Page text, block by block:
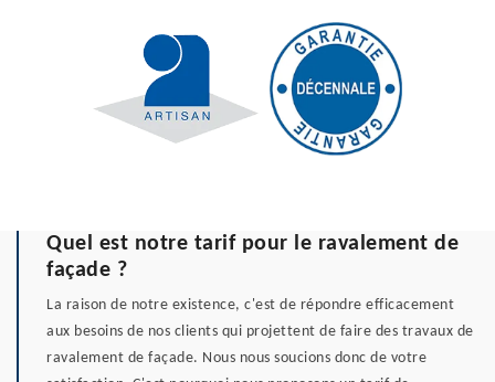
Quel est notre tarif pour le ravalement de
façade ?
La raison de notre existence, c'est de répondre efficacement
aux besoins de nos clients qui projettent de faire des travaux de
ravalement de façade. Nous nous soucions donc de votre